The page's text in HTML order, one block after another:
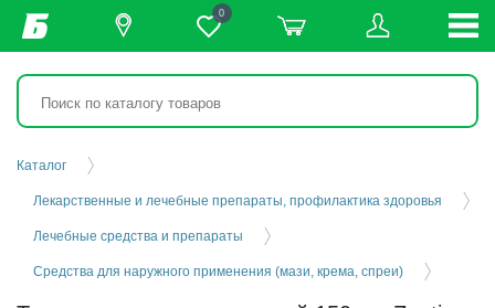
0
Каталог
Лекарственные и лечебные препараты, профилактика здоровья
Лечебные средства и препараты
Средства для наружного применения (мази, крема, спреи)